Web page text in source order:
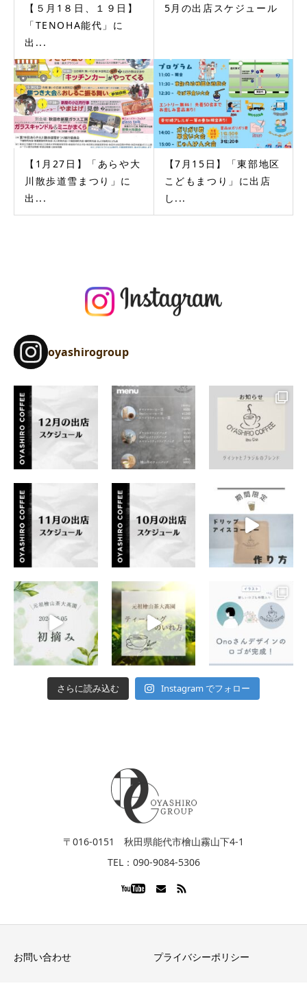
【５月1８日、１９日】
「TENOHA能代」に
出...
5月の出店スケジュール
【1月27日】「あらや大
川散歩道雪まつり」に
出...
【7月15日】「東部地区
こどもまつり」に出店
し...
oyashirogroup
さらに読み込む Instagram でフォロー
〒016-0151 秋田県能代市檜山霧山下4-1
TEL：090-9084-5306
お問い合わせ プライバシーポリシー